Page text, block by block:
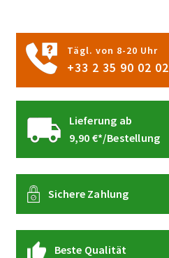
Tägl. von 8-20 Uhr
+33 2 35 90 02 02
Lieferung ab
9,90 €*/Bestellung
Sichere Zahlung
Beste Qualität